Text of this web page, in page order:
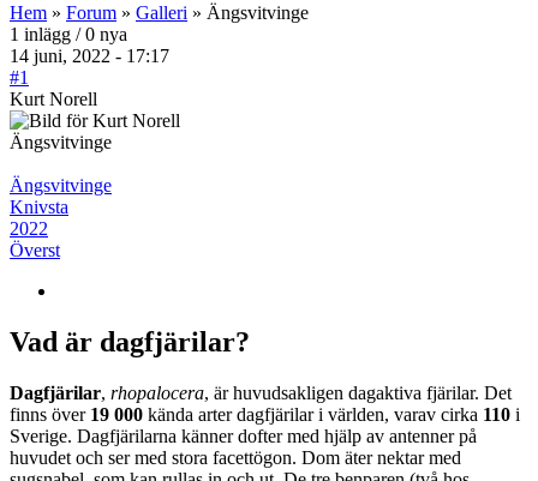
Hem » Forum » Galleri » Ängsvitvinge
1 inlägg / 0 nya
14 juni, 2022 - 17:17
#1
Kurt Norell
Ängsvitvinge
Ängsvitvinge
Knivsta
2022
Överst
Vad är dagfjärilar?
Dagfjärilar, rhopalocera, är huvudsakligen dagaktiva fjärilar. Det
finns över 19 000 kända arter dagfjärilar i världen, varav cirka 110 i
Sverige. Dagfjärilarna känner dofter med hjälp av antenner på
huvudet och ser med stora facettögon. Dom äter nektar med